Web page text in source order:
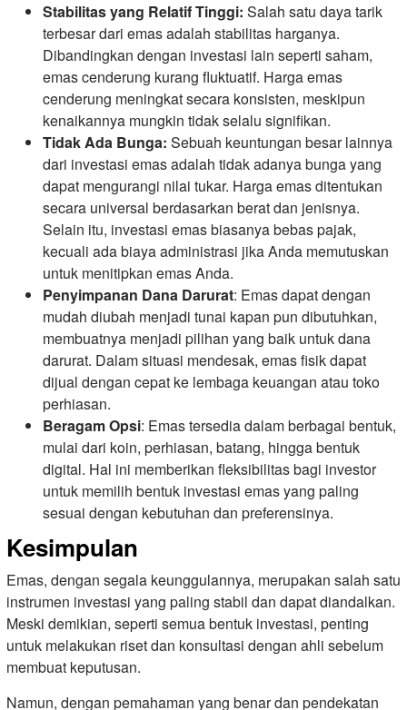
Stabilitas yang Relatif Tinggi: Salah satu daya tarik
terbesar dari emas adalah stabilitas harganya.
Dibandingkan dengan investasi lain seperti saham,
emas cenderung kurang fluktuatif. Harga emas
cenderung meningkat secara konsisten, meskipun
kenaikannya mungkin tidak selalu signifikan.
Tidak Ada Bunga: Sebuah keuntungan besar lainnya
dari investasi emas adalah tidak adanya bunga yang
dapat mengurangi nilai tukar. Harga emas ditentukan
secara universal berdasarkan berat dan jenisnya.
Selain itu, investasi emas biasanya bebas pajak,
kecuali ada biaya administrasi jika Anda memutuskan
untuk menitipkan emas Anda.
Penyimpanan Dana Darurat: Emas dapat dengan
mudah diubah menjadi tunai kapan pun dibutuhkan,
membuatnya menjadi pilihan yang baik untuk dana
darurat. Dalam situasi mendesak, emas fisik dapat
dijual dengan cepat ke lembaga keuangan atau toko
perhiasan.
Beragam Opsi: Emas tersedia dalam berbagai bentuk,
mulai dari koin, perhiasan, batang, hingga bentuk
digital. Hal ini memberikan fleksibilitas bagi investor
untuk memilih bentuk investasi emas yang paling
sesuai dengan kebutuhan dan preferensinya.
Kesimpulan
Emas, dengan segala keunggulannya, merupakan salah satu
instrumen investasi yang paling stabil dan dapat diandalkan.
Meski demikian, seperti semua bentuk investasi, penting
untuk melakukan riset dan konsultasi dengan ahli sebelum
membuat keputusan.
Namun, dengan pemahaman yang benar dan pendekatan